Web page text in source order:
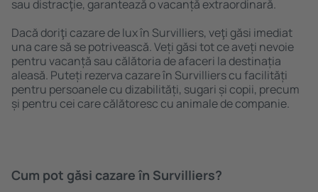
sau distracţie, garantează o vacanță extraordinară.
Dacă doriţi cazare de lux în Survilliers, veţi găsi imediat
una care să se potrivească. Veți găsi tot ce aveți nevoie
pentru vacanță sau călătoria de afaceri la destinația
aleasă. Puteți rezerva cazare în Survilliers cu facilități
pentru persoanele cu dizabilități, sugari și copii, precum
și pentru cei care călătoresc cu animale de companie.
Cum pot găsi cazare în Survilliers?